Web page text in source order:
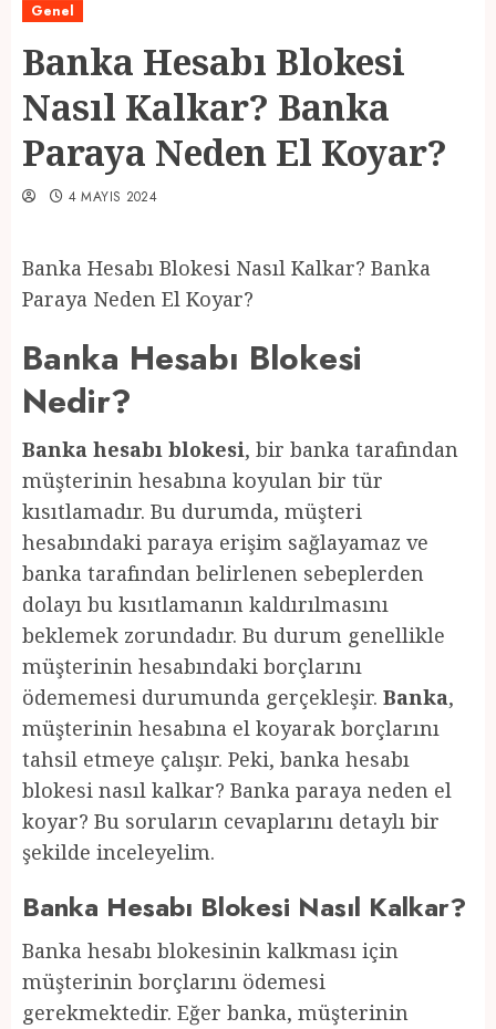
Genel
Banka Hesabı Blokesi
Nasıl Kalkar? Banka
Paraya Neden El Koyar?
4 MAYIS 2024
Banka Hesabı Blokesi Nasıl Kalkar? Banka
Paraya Neden El Koyar?
Banka Hesabı Blokesi
Nedir?
Banka hesabı blokesi, bir banka tarafından
müşterinin hesabına koyulan bir tür
kısıtlamadır. Bu durumda, müşteri
hesabındaki paraya erişim sağlayamaz ve
banka tarafından belirlenen sebeplerden
dolayı bu kısıtlamanın kaldırılmasını
beklemek zorundadır. Bu durum genellikle
müşterinin hesabındaki borçlarını
ödememesi durumunda gerçekleşir. Banka,
müşterinin hesabına el koyarak borçlarını
tahsil etmeye çalışır. Peki, banka hesabı
blokesi nasıl kalkar? Banka paraya neden el
koyar? Bu soruların cevaplarını detaylı bir
şekilde inceleyelim.
Banka Hesabı Blokesi Nasıl Kalkar?
Banka hesabı blokesinin kalkması için
müşterinin borçlarını ödemesi
gerekmektedir. Eğer banka, müşterinin